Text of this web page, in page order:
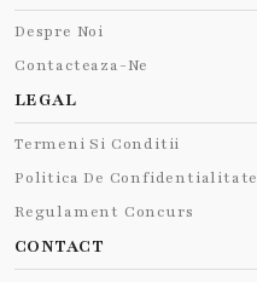
Despre Noi
Contacteaza-Ne
LEGAL
Termeni Si Conditii
Politica De Confidentialitate
Regulament Concurs
CONTACT